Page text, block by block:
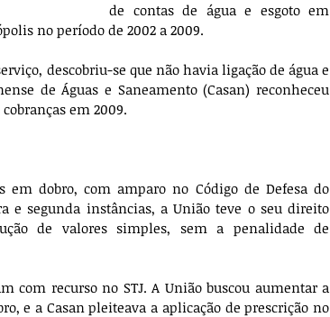
de contas de água e esgoto em
no período de 2002 a 2009.
descobriu-se que não havia ligação de água e
de Águas e Saneamento (Casan) reconheceu
em 2009.
em dobro, com amparo no Código de Defesa do
e segunda instâncias, a União teve o seu direito
de valores simples, sem a penalidade de
com recurso no STJ. A União buscou aumentar a
e a Casan pleiteava a aplicação de prescrição no